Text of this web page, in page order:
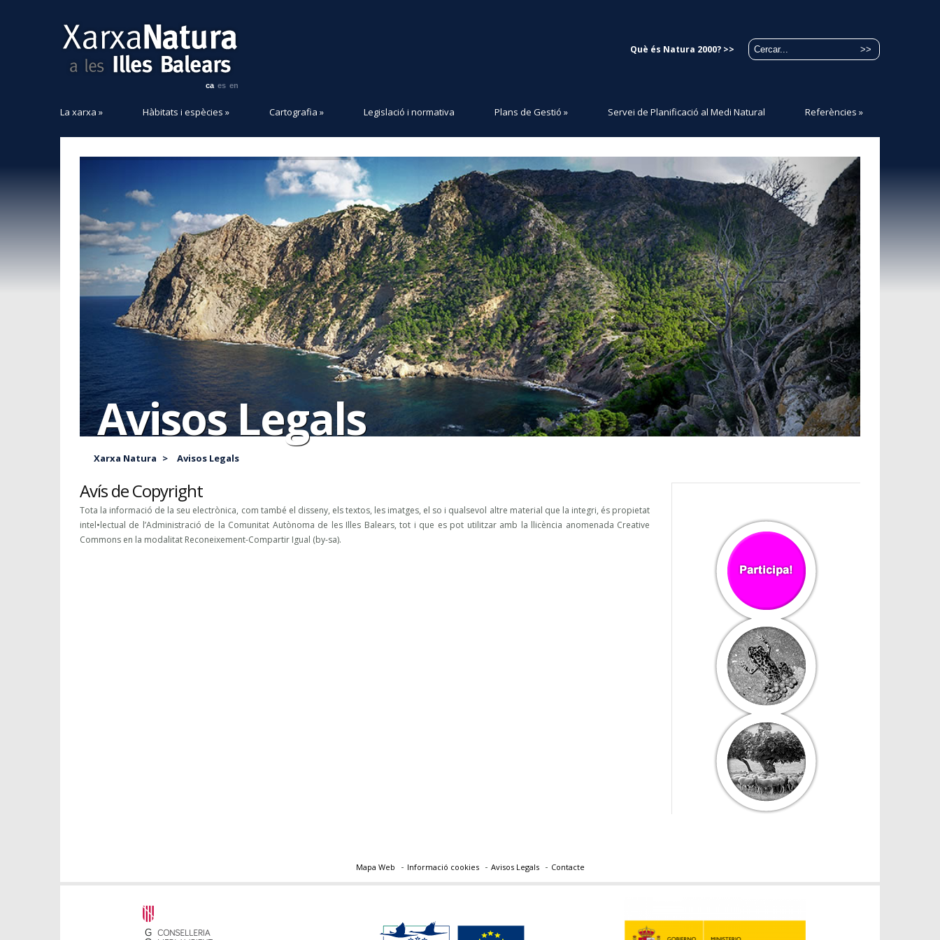
ca es en
Què és Natura 2000? >>
La xarxa » Hàbitats i espècies » Cartografia » Legislació i normativa Plans de Gestió » Servei de Planificació al Medi Natural Referències »
Avisos Legals
Xarxa Natura > Avisos Legals
Avís de Copyright
Tota la informació de la seu electrònica, com també el disseny, els textos, les imatges, el so i qualsevol altre material que la integri, és propietat
intel•lectual de l’Administració de la Comunitat Autònoma de les Illes Balears, tot i que es pot utilitzar amb la llicència anomenada Creative
Commons en la modalitat Reconeixement-Compartir Igual (by-sa).
Mapa Web Informació cookies Avisos Legals Contacte